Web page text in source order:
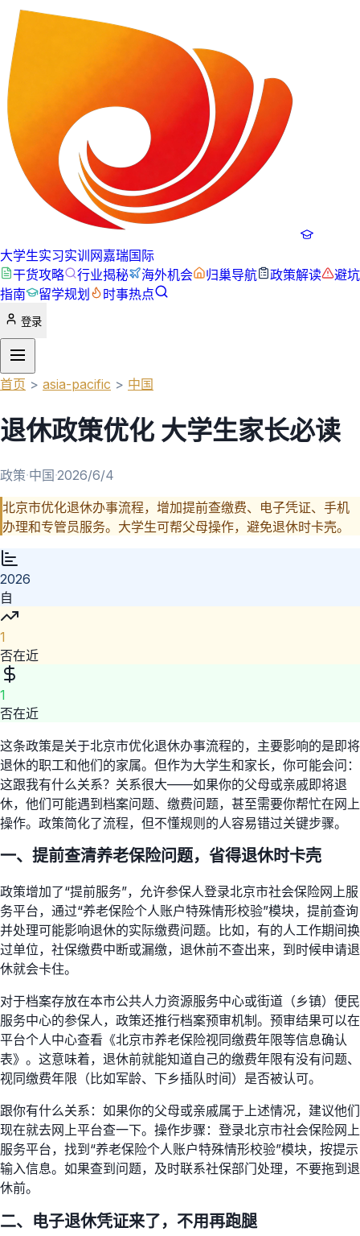
大学生实习实训网嘉瑞国际
干货攻略
行业揭秘 海外机会 归巢导航 政策解读
避坑
指南
留学规划 时事热点
登录
首页 > asia-pacific > 中国
退休政策优化 大学生家长必读
政策·中国·2026/6/4
北京市优化退休办事流程，增加提前查缴费、电子凭证、手机
办理和专管员服务。大学生可帮父母操作，避免退休时卡壳。
2026
自
1
否在近
1
否在近
这条政策是关于北京市优化退休办事流程的，主要影响的是即将
退休的职工和他们的家属。但作为大学生和家长，你可能会问：
这跟我有什么关系？关系很大——如果你的父母或亲戚即将退
休，他们可能遇到档案问题、缴费问题，甚至需要你帮忙在网上
操作。政策简化了流程，但不懂规则的人容易错过关键步骤。
一、提前查清养老保险问题，省得退休时卡壳
政策增加了“提前服务”，允许参保人登录北京市社会保险网上服
务平台，通过“养老保险个人账户特殊情形校验”模块，提前查询
并处理可能影响退休的实际缴费问题。比如，有的人工作期间换
过单位，社保缴费中断或漏缴，退休前不查出来，到时候申请退
休就会卡住。
对于档案存放在本市公共人力资源服务中心或街道（乡镇）便民
服务中心的参保人，政策还推行档案预审机制。预审结果可以在
平台个人中心查看《北京市养老保险视同缴费年限等信息确认
表》。这意味着，退休前就能知道自己的缴费年限有没有问题、
视同缴费年限（比如军龄、下乡插队时间）是否被认可。
跟你有什么关系：如果你的父母或亲戚属于上述情况，建议他们
现在就去网上平台查一下。操作步骤：登录北京市社会保险网上
服务平台，找到“养老保险个人账户特殊情形校验”模块，按提示
输入信息。如果查到问题，及时联系社保部门处理，不要拖到退
休前。
二、电子退休凭证来了，不用再跑腿